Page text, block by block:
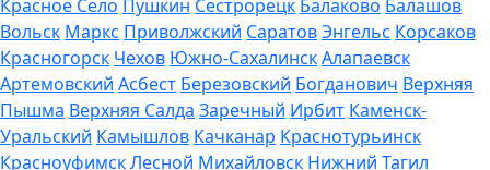
Красное Село Пушкин Сестрорецк Балаково Балашов
Вольск Маркс Приволжский СаратовЭнгельс Корсаков
Красногорск Чехов Южно-СахалинскАлапаевск
Артемовский Асбест Березовский Богданович Верхняя
Пышма Верхняя Салда Заречный Ирбит Каменск-
Уральский Камышлов Качканар Краснотурьинск
КрасноуфимскЛесной Михайловск Нижний Тагил